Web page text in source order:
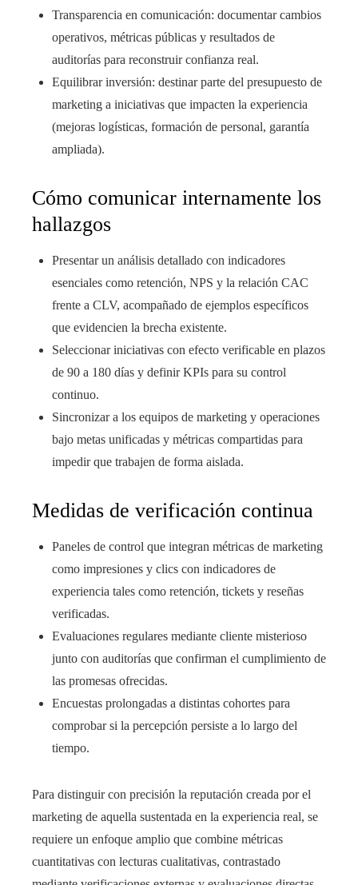
Transparencia en comunicación: documentar cambios
operativos, métricas públicas y resultados de
auditorías para reconstruir confianza real.
Equilibrar inversión: destinar parte del presupuesto de
marketing a iniciativas que impacten la experiencia
(mejoras logísticas, formación de personal, garantía
ampliada).
Cómo comunicar internamente los
hallazgos
Presentar un análisis detallado con indicadores
esenciales como retención, NPS y la relación CAC
frente a CLV, acompañado de ejemplos específicos
que evidencien la brecha existente.
Seleccionar iniciativas con efecto verificable en plazos
de 90 a 180 días y definir KPIs para su control
continuo.
Sincronizar a los equipos de marketing y operaciones
bajo metas unificadas y métricas compartidas para
impedir que trabajen de forma aislada.
Medidas de verificación continua
Paneles de control que integran métricas de marketing
como impresiones y clics con indicadores de
experiencia tales como retención, tickets y reseñas
verificadas.
Evaluaciones regulares mediante cliente misterioso
junto con auditorías que confirman el cumplimiento de
las promesas ofrecidas.
Encuestas prolongadas a distintas cohortes para
comprobar si la percepción persiste a lo largo del
tiempo.
Para distinguir con precisión la reputación creada por el
marketing de aquella sustentada en la experiencia real, se
requiere un enfoque amplio que combine métricas
cuantitativas con lecturas cualitativas, contrastado